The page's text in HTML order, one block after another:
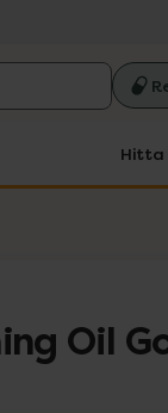
Oil